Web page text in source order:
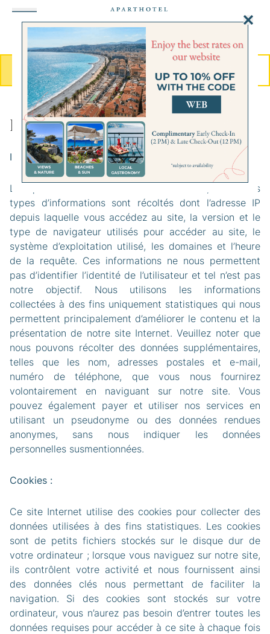
MENU
BOOK
Politique de confidentialité
Informations générales :
Lorsque vous visitez notre site Internet, différents
types d’informations sont récoltés dont l’adresse IP
depuis laquelle vous accédez au site, la version et le
type de navigateur utilisés pour accéder au site, le
système d’exploitation utilisé, les domaines et l’heure
de la requête. Ces informations ne nous permettent
pas d’identifier l’identité de l’utilisateur et tel n’est pas
notre objectif. Nous utilisons les informations
collectées à des fins uniquement statistiques qui nous
permettent principalement d’améliorer le contenu et la
présentation de notre site Internet. Veuillez noter que
nous pouvons récolter des données supplémentaires,
telles que les nom, adresses postales et e-mail,
numéro de téléphone, que vous nous fournirez
volontairement en naviguant sur notre site. Vous
pouvez également payer et utiliser nos services en
utilisant un pseudonyme ou des données rendues
anonymes, sans nous indiquer les données
personnelles susmentionnées.
Cookies :
Ce site Internet utilise des cookies pour collecter des
données utilisées à des fins statistiques. Les cookies
sont de petits fichiers stockés sur le disque dur de
votre ordinateur ; lorsque vous naviguez sur notre site,
ils contrôlent votre activité et nous fournissent ainsi
des données clés nous permettant de faciliter la
navigation. Si des cookies sont stockés sur votre
ordinateur, vous n’aurez pas besoin d’entrer toutes les
données requises pour accéder à ce site à chaque fois